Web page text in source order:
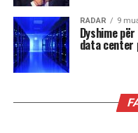
RADAR 9
Dyshime
data